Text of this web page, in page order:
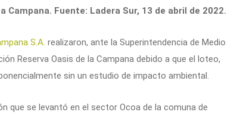
Fuente: Ladera Sur, 13 de abril de 2022.
S.A. realizaron, ante la Superintendencia de Medio
Reserva Oasis de la Campana debido a que el loteo,
sin un estudio de impacto ambiental.
que se levantó en el sector Ocoa de la comuna de